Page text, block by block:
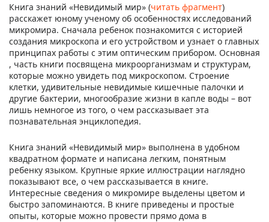
Книга знаний «Невидимый мир» (читать фрагмент)
расскажет юному ученому об особенностях исследований
микромира. Сначала ребенок познакомится с историей
создания микроскопа и его устройством и узнает о главных
принципах работы с этим оптическим прибором. Основная
, часть книги посвящена микроорганизмам и структурам,
которые можно увидеть под микроскопом. Строение
клетки, удивительные невидимые кишечные палочки и
другие бактерии, многообразие жизни в капле воды – вот
лишь немногое из того, о чем рассказывает эта
познавательная энциклопедия.
Книга знаний «Невидимый мир» выполнена в удобном
квадратном формате и написана легким, понятным
ребенку языком. Крупные яркие иллюстрации наглядно
показывают все, о чем рассказывается в книге.
Интересные сведения о микромире выделены цветом и
быстро запоминаются. В книге приведены и простые
опыты, которые можно провести прямо дома в